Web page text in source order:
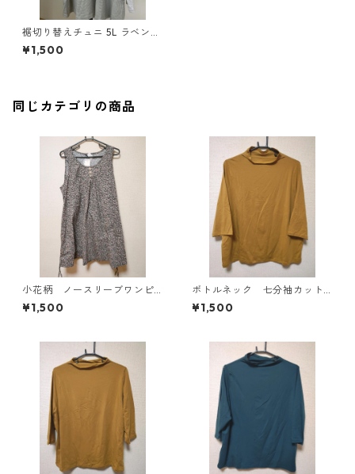
裾切り替えチュニ 5L ラベンダ
ー ◆TAM-539◆
¥1,500
同じカテゴリの商品
小花柄 ノースリーブワンピ
ース ４Ｌ ブラック KAE-
4819
¥1,500
ボトルネック 七分袖カット
ソー ４Ｌ マスタード KA
E-4818
¥1,500